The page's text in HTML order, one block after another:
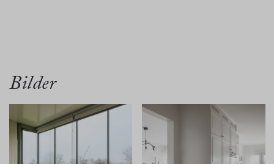
Bilder